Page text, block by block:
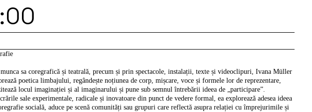
sa coregrafică și teatrală, precum și prin spectacole, instalații, texte și videoclipuri, Ivana Müller
poetica limbajului, regândește noțiunea de corp, mișcare, voce și formele lor de reprezentare,
locul imaginației și al imaginarului și pune sub semnul întrebării ideea de „participare”.
sale experimentale, radicale și inovatoare din punct de vedere formal, ea explorează adesea ideea
socială, aduce pe scenă comunități sau grupuri care reflectă asupra relației cu împrejurimile și